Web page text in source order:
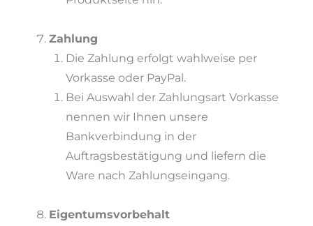
Zahlung
Die Zahlung erfolgt wahlweise per
Vorkasse oder PayPal.
Bei Auswahl der Zahlungsart Vorkasse
nennen wir Ihnen unsere
Bankverbindung in der
Auftragsbestätigung und liefern die
Ware nach Zahlungseingang.
Eigentumsvorbehalt